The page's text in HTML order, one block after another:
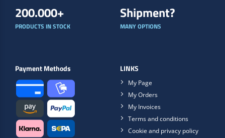
200.000+
PRODUCTS IN STOCK
Shipment?
MANY OPTIONS
Payment Methods LINKS
My Page
My Orders
My Invoices
Terms and conditions
Cookie and privacy policy